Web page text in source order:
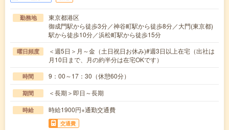
勤務地
東京都港区
御成門駅から徒歩3分／神谷町駅から徒歩8分／大門(東京都)
駅から徒歩10分／浜松町駅から徒歩15分
曜日頻度
＜週5日＞月～金（土日祝日お休み)#週3日以上在宅（出社は
月10日まで、月の約半分は在宅OKです）
時間 9：00～17：30（休憩60分）
期間 ＜長期＞即日～長期
時給 時給1900円+通勤交通費
交通費